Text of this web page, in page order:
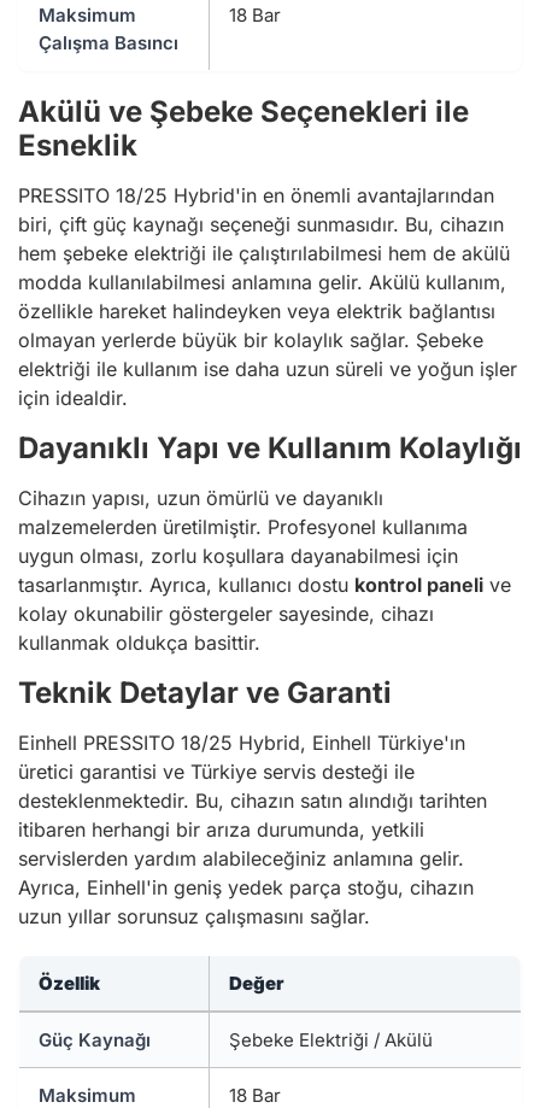
Maksimum
Çalışma Basıncı
18 Bar
Akülü ve Şebeke Seçenekleri ile
Esneklik
PRESSITO 18/25 Hybrid'in en önemli avantajlarından
biri, çift güç kaynağı seçeneği sunmasıdır. Bu, cihazın
hem şebeke elektriği ile çalıştırılabilmesi hem de akülü
modda kullanılabilmesi anlamına gelir. Akülü kullanım,
özellikle hareket halindeyken veya elektrik bağlantısı
olmayan yerlerde büyük bir kolaylık sağlar. Şebeke
elektriği ile kullanım ise daha uzun süreli ve yoğun işler
için idealdir.
Dayanıklı Yapı ve Kullanım Kolaylığı
Cihazın yapısı, uzun ömürlü ve dayanıklı
malzemelerden üretilmiştir. Profesyonel kullanıma
uygun olması, zorlu koşullara dayanabilmesi için
tasarlanmıştır. Ayrıca, kullanıcı dostu kontrol paneli ve
kolay okunabilir göstergeler sayesinde, cihazı
kullanmak oldukça basittir.
Teknik Detaylar ve Garanti
Einhell PRESSITO 18/25 Hybrid, Einhell Türkiye'ın
üretici garantisi ve Türkiye servis desteği ile
desteklenmektedir. Bu, cihazın satın alındığı tarihten
itibaren herhangi bir arıza durumunda, yetkili
servislerden yardım alabileceğiniz anlamına gelir.
Ayrıca, Einhell'in geniş yedek parça stoğu, cihazın
uzun yıllar sorunsuz çalışmasını sağlar.
Özellik Değer
Güç Kaynağı Şebeke Elektriği / Akülü
Maksimum
18 Bar